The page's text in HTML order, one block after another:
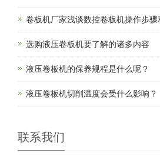
卷板机厂家浅谈数控卷板机操作步骤
选购液压卷板机要了解的诸多内容
液压卷板机的保养规程是什么呢？
液压卷板机切削温度会受什么影响？
联系我们